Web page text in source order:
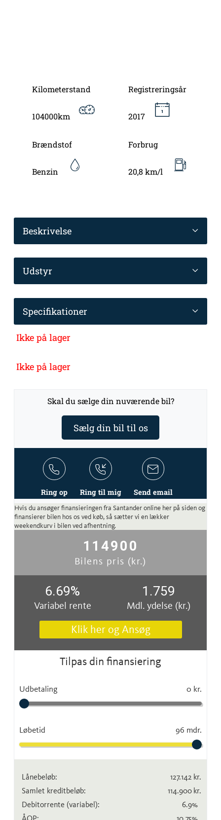
Kilometerstand
104000km
Registreringsår
2017
Brændstof
Benzin
Forbrug
20,8 km/l
Beskrivelse
Udstyr
Specifikationer
Ikke på lager
Ikke på lager
Skal du sælge din nuværende bil?
Sælg din bil til os
Ring op Ring til mig Send email
Hvis du ansøger finansieringen fra Santander online her på siden og
finansierer bilen hos os ved køb, så sætter vi en lækker
weekendkurv i bilen ved afhentning.
114900
Bilens pris (kr.)
6.69%
Variabel rente
1.759
Mdl. ydelse (kr.)
Klik her og Ansøg
Tilpas din finansiering
Udbetaling 0 kr.
Løbetid 96 mdr.
Lånebeløb: 127.142 kr.
Samlet kreditbeløb:
114.900 kr.
Debitorrente (variabel): 6.9%